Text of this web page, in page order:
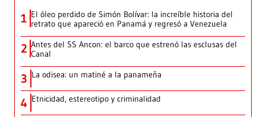
1 El óleo perdido de Simón Bolívar: la increíble historia del
retrato que apareció en Panamá y regresó a Venezuela
2 Antes del SS Ancon: el barco que estrenó las esclusas del
Canal
3 La odisea: un matiné a la panameña
4 Etnicidad, estereotipo y criminalidad